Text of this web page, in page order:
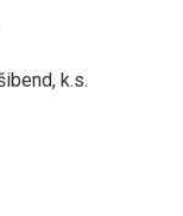
k.s.